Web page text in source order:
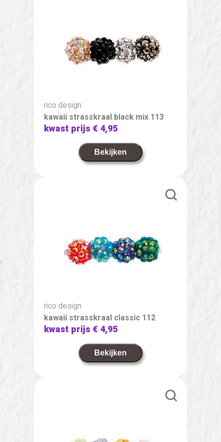
rico design
kawaii strasskraal black mix 113
kwast prijs€ 4,95
Bekijken
rico design
kawaii strasskraal classic 112
kwast prijs€ 4,95
Bekijken